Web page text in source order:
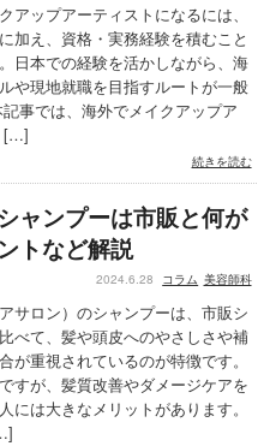
アップアーティストになるには、
加え、資格・実務経験を積むこと
日本での経験を活かしながら、海
や現地就職を目指すルートが一般
事では、海外でメイクアップア
[…]
続きを読む
ャンプーは市販と何が
ントなど解説
2024.6.28 コラム 美容師科
サロン）のシャンプーは、市販シ
べて、髪や頭皮へのやさしさや補
が重視されているのが特徴です。
すが、髪質改善やダメージケアを
には大きなメリットがあります。